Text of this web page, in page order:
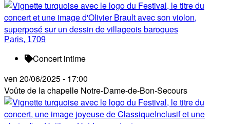
Paris, 1709
Concert intime
ven 20/06/2025 - 17:00
Voûte de la chapelle Notre-Dame-de-Bon-Secours